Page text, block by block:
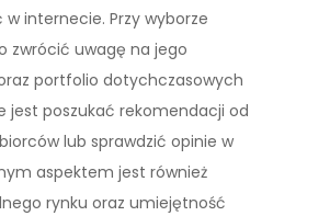
internecie. Przy wyborze
zwrócić uwagę na jego
portfolio dotychczasowych
jest poszukać rekomendacji od
lub sprawdzić opinie w
aspektem jest również
rynku oraz umiejętność